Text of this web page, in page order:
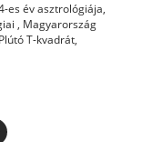
es év asztrológiája,
, Magyarország
T-kvadrát,